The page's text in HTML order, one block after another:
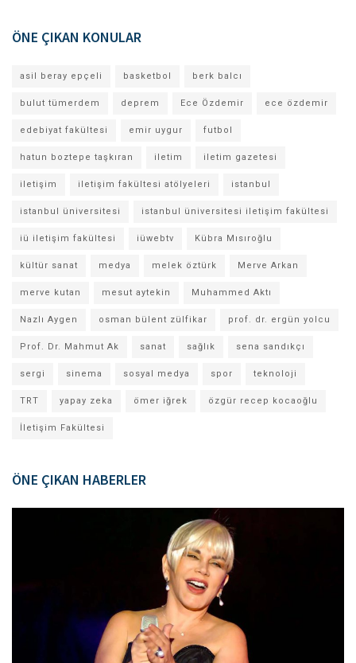
ÖNE ÇIKAN KONULAR
asil beray epçeli basketbol berk balcı
bulut tümerdem deprem Ece Özdemir ece özdemir
edebiyat fakültesi emir uygur futbol
hatun boztepe taşkıran iletim iletim gazetesi
iletişim iletişim fakültesi atölyeleri istanbul
istanbul üniversitesi istanbul üniversitesi iletişim fakültesi
iü iletişim fakültesi iüwebtv Kübra Mısıroğlu
kültür sanat medya melek öztürk Merve Arkan
merve kutan mesut aytekin Muhammed Aktı
Nazlı Aygen osman bülent zülfikar prof. dr. ergün yolcu
Prof. Dr. Mahmut Ak sanat sağlık sena sandıkçı
sergi sinema sosyal medya spor teknoloji
TRT yapay zeka ömer iğrek özgür recep kocaoğlu
İletişim Fakültesi
ÖNE ÇIKAN HABERLER